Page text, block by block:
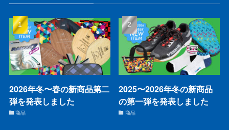
2026年冬〜春の新商品第二
弾を発表しました
商品
2025〜2026年冬の新商品
の第一弾を発表しました
商品